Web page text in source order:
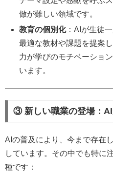
倣が難しい領域です。
教育の個別化：AIが生徒
最適な教材や課題を提案
力が学びのモチベーショ
います。
③ 新しい職業の登場：
AIの普及により、今まで存在
しています。その中でも特に
種です：